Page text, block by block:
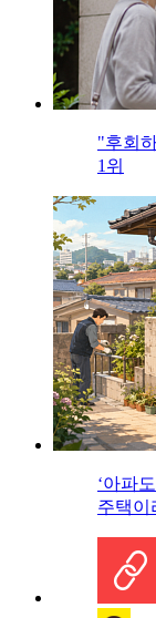
"후회
1위
‘아파
주택이